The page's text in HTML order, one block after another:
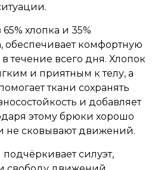
хлопка и 35%
обеспечивает комфортную
течение всего дня. Хлопок
и приятным к телу, а
ткани сохранять
и добавляет
этому брюки хорошо
не сковывают движений.
силуэт,